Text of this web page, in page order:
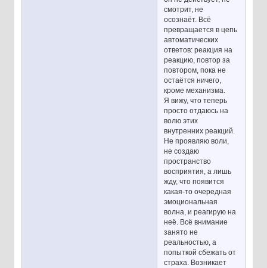
смотрит, не
осознаёт. Всё
превращается в цепь
автоматических
ответов: реакция на
реакцию, повтор за
повтором, пока не
остаётся ничего,
кроме механизма.
Я вижу, что теперь
просто отдаюсь на
волю этих
внутренних реакций.
Не проявляю воли,
не создаю
пространство
восприятия, а лишь
жду, что появится
какая-то очередная
эмоциональная
волна, и реагирую на
неё. Всё внимание
занято не
реальностью, а
попыткой сбежать от
страха. Возникает